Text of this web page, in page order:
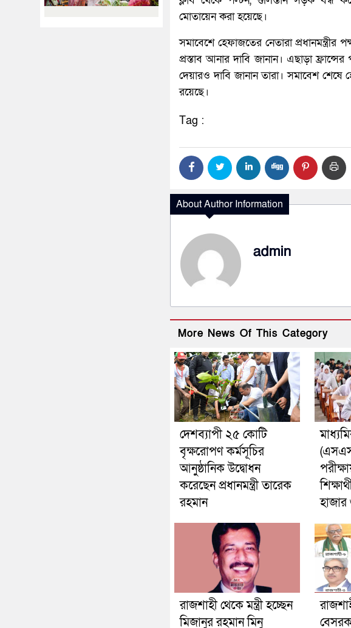
মোতায়েন করা হয়েছে।
সমাবেশে হেফাজতের নেতারা প্রধানমন্ত্রীর
প্রস্তাব আনার দাবি জানান। এছাড়া
দেয়ারও দাবি জানান তারা। সমাবেশ
রয়েছে।
Tag :
About Author Information
admin
More News Of This Category
দেশব্যাপী ২৫ কোটি
বৃক্ষরোপণ কর্মসূচির
আনুষ্ঠানিক উদ্বোধন
করেছেন প্রধানমন্ত্রী তারেক
রহমান
রাজশাহী থেকে মন্ত্রী হচ্ছেন
মিজানুর রহমান মিনু